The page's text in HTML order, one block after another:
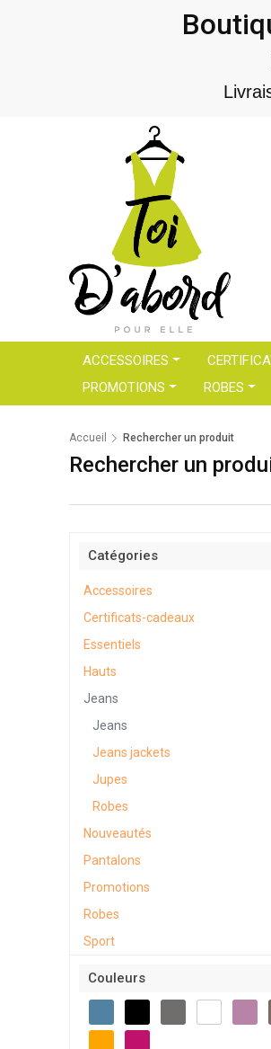
ACCESSOIRES
PROMOTIONS
ROBES
Accueil Rechercher un produit
Rechercher un
Catégories
Accessoires
Certificats-cadeaux
Essentiels
Hauts
Jeans
Jeans
Jeans jackets
Jupes
Robes
Nouveautés
Pantalons
Promotions
Robes
Sport
Couleurs